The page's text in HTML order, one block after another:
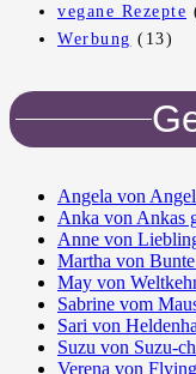
vegane Rezepte
Werbung (13)
Angela von
Anka von Ankas
Anne von
Martha von
May von
Sabrine vom
Sari von
Suzu von Suzu-
Verena von